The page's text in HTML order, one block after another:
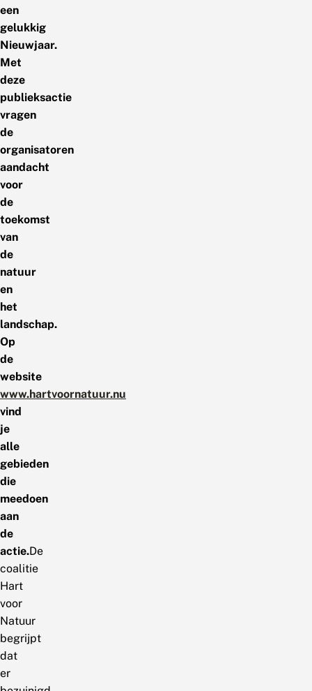
een
gelukkig
Nieuwjaar.
Met
deze
publieksactie
vragen
de
organisatoren
aandacht
voor
de
toekomst
van
de
natuur
en
het
landschap.
Op
de
website
www.hartvoornatuur.nu
vind
je
alle
gebieden
die
meedoen
aan
de
actie.De
coalitie
Hart
voor
Natuur
begrijpt
dat
er